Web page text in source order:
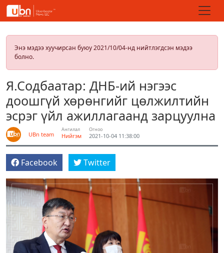
Энэ мэдээ хуучирсан буюу 2021/10/04-нд нийтлэгдсэн мэдээ
болно.
Я.Содбаатар: ДНБ-ий нэгээс
доошгүй хөрөнгийг цөлжилтийн
эсрэг үйл ажиллагаанд зарцуулна
UBn team
Ангилал
Нийгэм
Огноо
2021-10-04 11:38:00
Facebook Twitter